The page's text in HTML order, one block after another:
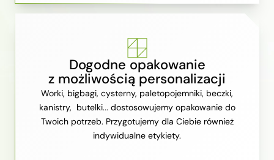
Dogodne opakowanie
z możliwością personalizacji
Worki, bigbagi, cysterny, paletopojemniki, beczki,
kanistry, butelki... dostosowujemy opakowanie do
Twoich potrzeb. Przygotujemy dla Ciebie również
indywidualne etykiety.